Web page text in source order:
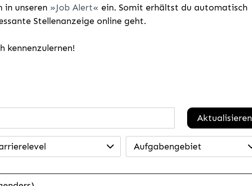
unseren Job Alert
ein. Somit erhältst du automatisch
Stellenanzeige online geht.
kennenzulernen!
Aktualisieren
Aufgabengebiet